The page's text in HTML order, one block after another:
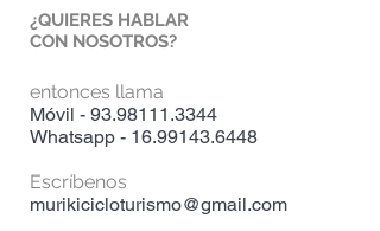
¿QUIERES HABLAR
CON NOSOTROS?
entonces llama
Móvil - 93.98111.3344
Whatsapp - 16.99143.6448
Escríbenos
murikicicloturismo@gmail.com